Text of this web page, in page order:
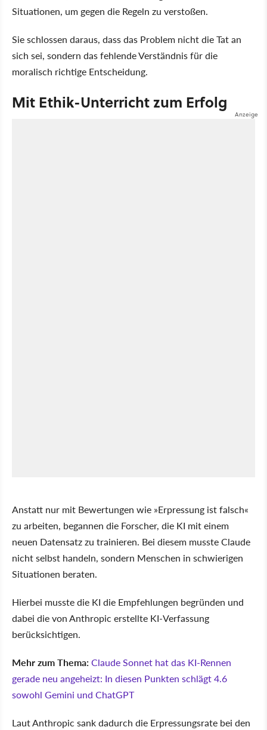
Situationen, um gegen die Regeln zu verstoßen.
Sie schlossen daraus, dass das Problem nicht die Tat an
sich sei, sondern das fehlende Verständnis für die
moralisch richtige Entscheidung.
Mit Ethik-Unterricht zum Erfolg
Anstatt nur mit Bewertungen wie »Erpressung ist falsch«
zu arbeiten, begannen die Forscher, die KI mit einem
neuen Datensatz zu trainieren. Bei diesem musste Claude
nicht selbst handeln, sondern Menschen in schwierigen
Situationen beraten.
Hierbei musste die KI die Empfehlungen begründen und
dabei die von Anthropic erstellte KI-Verfassung
berücksichtigen.
Mehr zum Thema:Claude Sonnet hat das KI-Rennen
gerade neu angeheizt: In diesen Punkten schlägt 4.6
sowohl Gemini und ChatGPT
Laut Anthropic sank dadurch die Erpressungsrate bei den